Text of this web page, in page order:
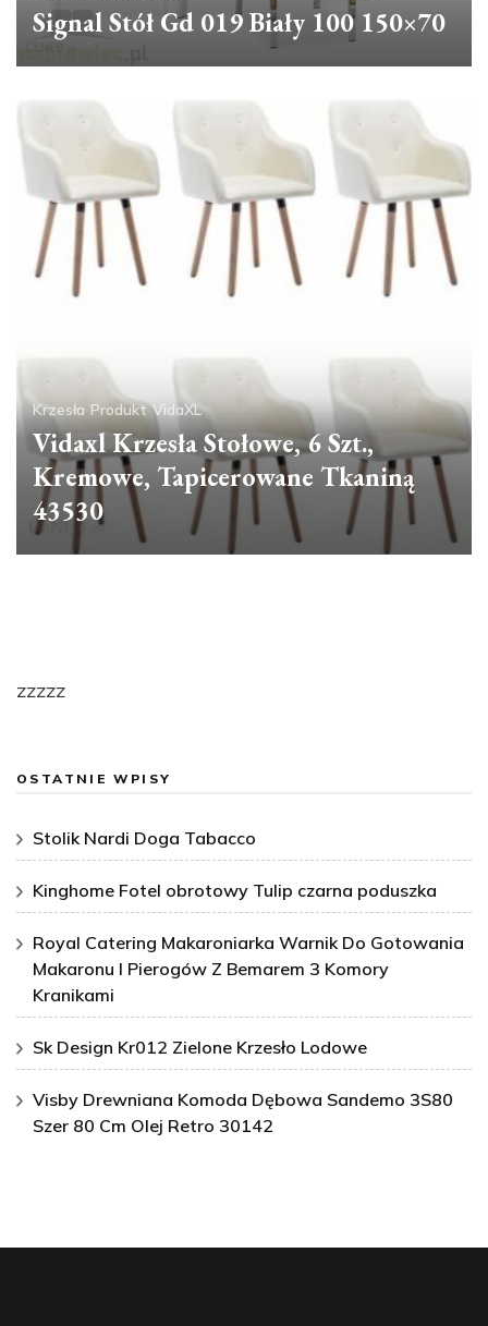
Signal Stół Gd 019 Biały 100 150×70
Krzesła Produkt VidaXL
Vidaxl Krzesła Stołowe, 6 Szt.,
Kremowe, Tapicerowane Tkaniną
43530
zzzzz
OSTATNIE WPISY
Stolik Nardi Doga Tabacco
Kinghome Fotel obrotowy Tulip czarna poduszka
Royal Catering Makaroniarka Warnik Do Gotowania
Makaronu I Pierogów Z Bemarem 3 Komory
Kranikami
Sk Design Kr012 Zielone Krzesło Lodowe
Visby Drewniana Komoda Dębowa Sandemo 3S80
Szer 80 Cm Olej Retro 30142